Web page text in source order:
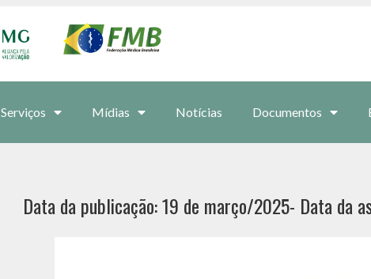
Serviços Mídias Notícias Documentos
Data da publicação: 19 de março/2025- Data da